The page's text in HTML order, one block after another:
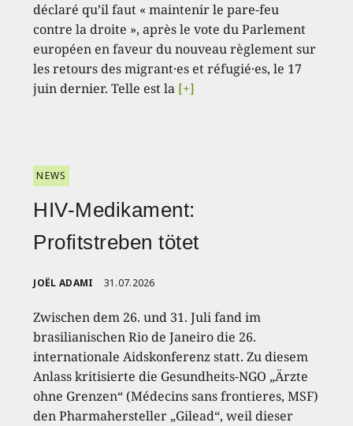
déclaré qu’il faut « maintenir le pare-feu
contre la droite », après le vote du Parlement
européen en faveur du nouveau règlement sur
les retours des migrant·es et réfugié·es, le 17
juin dernier. Telle est la [+]
NEWS
HIV-Medikament:
Profitstreben tötet
JOËL ADAMI 31.07.2026
Zwischen dem 26. und 31. Juli fand im
brasilianischen Rio de Janeiro die 26.
internationale Aidskonferenz statt. Zu diesem
Anlass kritisierte die Gesundheits-NGO „Ärzte
ohne Grenzen“ (Médecins sans frontieres, MSF)
den Pharmahersteller „Gilead“, weil dieser